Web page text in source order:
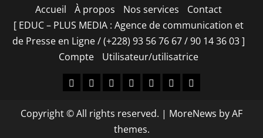
Accueil À propos Nos services
Contact
[ EDUC – PLUS MEDIA : Agence de communication et
de Presse en Ligne / (+228) 93 56 76 67 / 90 14 36 03 ]
Compte
Utilisateur/utilisatrice
Accueil
À
Nos
Contact
[
–
PLUS
CompteUtilisateur/
Copyright © All rights reserved. | MoreNews by AF
themes.